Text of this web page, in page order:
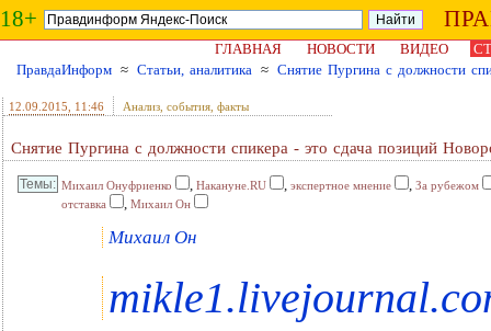
18+
ГЛАВНАЯ НОВОСТИ ВИДЕО
ПравдаИнформ ≈ Статьи, аналитика ≈ Снятие Пургина с должности
12.09.2015 , 11:46 Анализ, события, факты
Снятие Пургина с должности спикера - это сдача позиций
Михаил Онуфриенко , Накануне.RU , экспертное мнение , За рубежом
отставка
, Михаил Он
Михаил Он